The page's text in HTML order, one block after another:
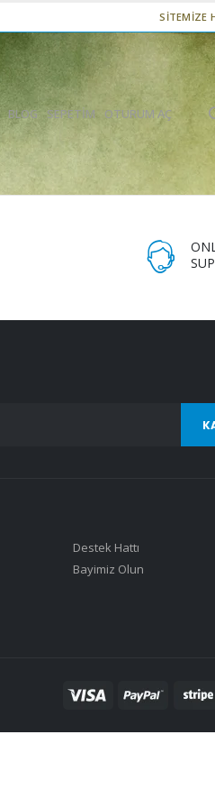
SİTEMİZE
BLOG SEPETIM OTURUM AÇ
Destek Hattı
Bayimiz Olun